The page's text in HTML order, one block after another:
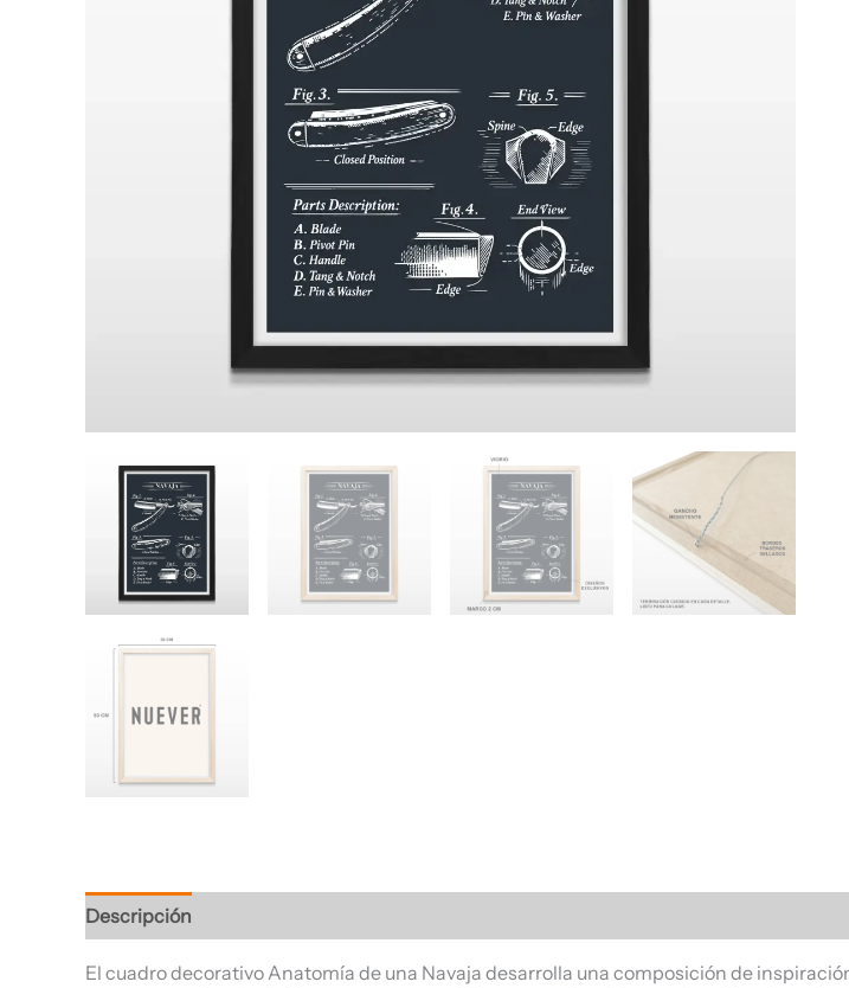
Descripción
El cuadro decorativo Anatomía de una Navaja desarrolla una composición de